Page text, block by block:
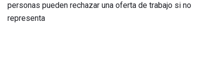
personas pueden rechazar una oferta de trabajo si no
representa